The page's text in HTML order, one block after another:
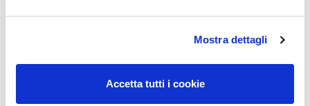
Mostra dettagli
Accetta tutti i cookie
fino a 6kW, in media si può
arrivare a700€ o 1000-1200€ per un inverter